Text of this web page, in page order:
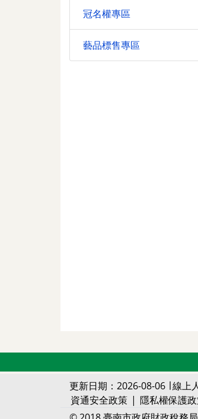
冠名權專區
藝品標售專區
更新日期：2026-08-06 ∣ 線上
資通安全政策 | 隱私權保護